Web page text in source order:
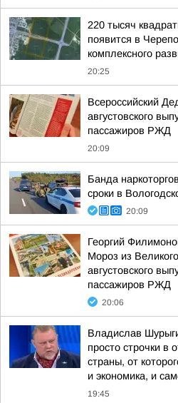
220 тысяч
появится в
комплексного
20:25
Всероссийский
августовского
пассажиров РЖД
20:09
Банда
сроки в
20:09
Георгий
Мороз из
августовского
пассажиров РЖД
20:06
Владислав
просто строчки в
страны, от
и экономика, и
19:45